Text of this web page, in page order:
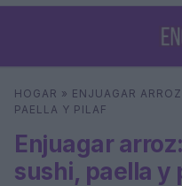
Buscar
HOGAR » ENJUAGAR
PAELLA Y PILAF
Enjuagar
sushi, paella y